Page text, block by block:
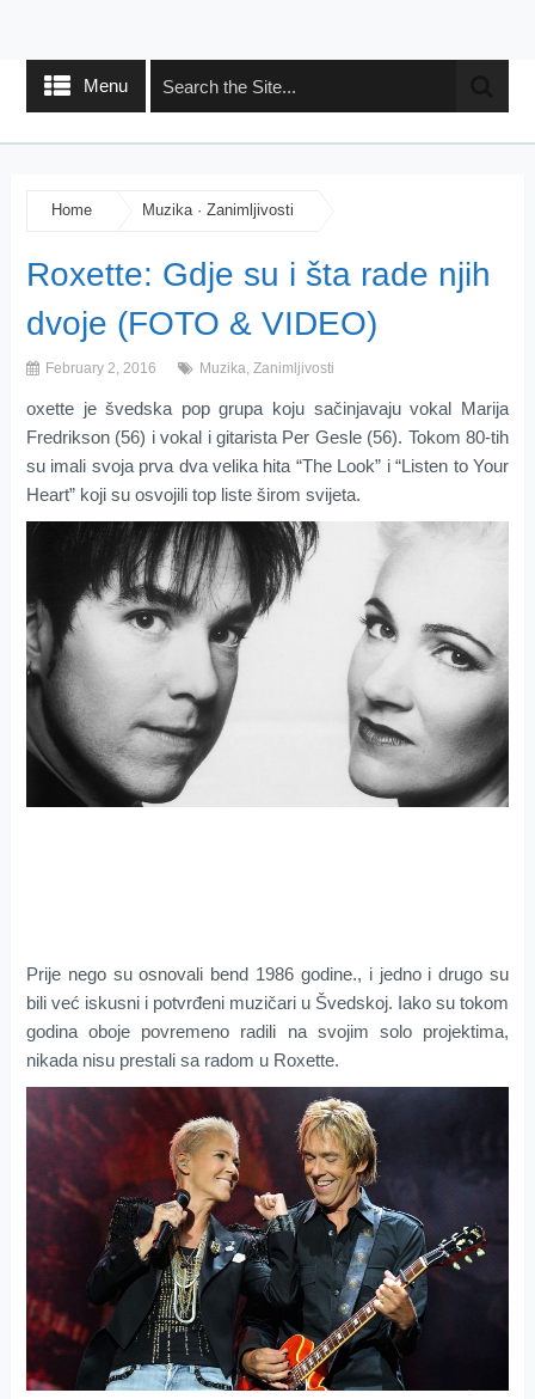
Menu
Home Muzika· Zanimljivosti
Roxette: Gdje su i šta rade njih
dvoje (FOTO & VIDEO)
February 2, 2016 Muzika, Zanimljivosti
oxette je švedska pop grupa koju sačinjavaju vokal Marija
Fredrikson (56) i vokal i gitarista Per Gesle (56). Tokom 80-tih
su imali svoja prva dva velika hita “The Look” i “Listen to Your
Heart” koji su osvojili top liste širom svijeta.
Prije nego su osnovali bend 1986 godine., i jedno i drugo su
bili već iskusni i potvrđeni muzičari u Švedskoj. Iako su tokom
godina oboje povremeno radili na svojim solo projektima,
nikada nisu prestali sa radom u Roxette.